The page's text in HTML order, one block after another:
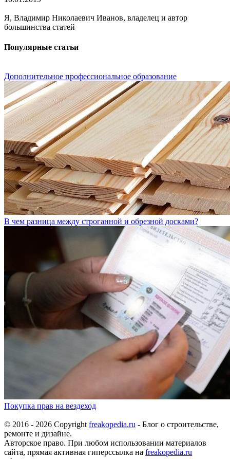
Я, Владимир Николаевич Иванов, владелец и автор
большинства статей
Популярные статьи
Дополнительное профессиональное образование
В чем разница между строганной и обрезной досками?
Покупка прав на вездеход
© 2016 - 2026 Copyrightfreakopedia.ru - Блог о строительстве,
ремонте и дизайне.
Авторское право. При любом использовании материалов
сайта, прямая активная гиперссылка на freakopedia.ru